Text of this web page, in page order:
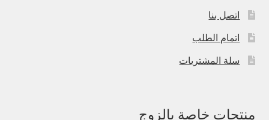
اتصل بنا
اتمام الطلب
سلة المشتريات
منتجات خاصة بالزوج